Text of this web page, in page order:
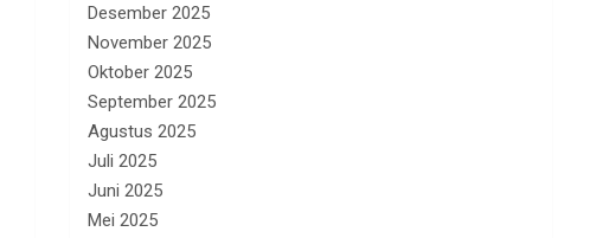
Desember 2025
November 2025
Oktober 2025
September 2025
Agustus 2025
Juli 2025
Juni 2025
Mei 2025